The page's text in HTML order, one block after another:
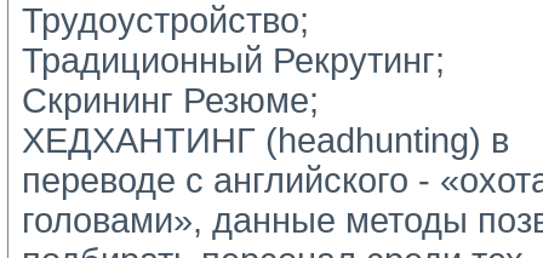
Трудоустройство;
Традиционный Рекрутинг;
Скрининг Резюме;
ХЕДХАНТИНГ (headhunting) в
переводе с английского -
головами», данные методы